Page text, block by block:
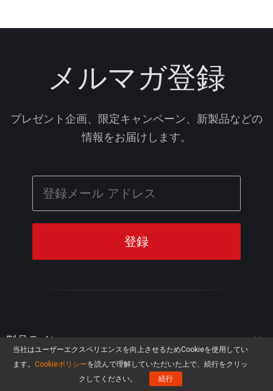
当社はユーザーエクスペリエンスを向上させるためCookieを使用してい
ます。 Cookieポリシーを読んで理解していただいた上で、続行をクリッ
クしてください。
続行
メルマガ登録
プレゼント企画、限定キャンペーン、新製品などの
情報をお届けします。
製品ライン
MiniTool Partition Wizard
MiniTool Power Data Recovery